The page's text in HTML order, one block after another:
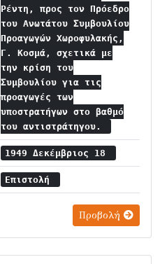
Ρέντη, προς τον Πρόεδρο
του Ανωτάτου Συμβουλίου
Προαγωγών Χωροφυλακής,
Γ. Κοσμά, σχετικά με
την κρίση του
Συμβουλίου για τις
προαγωγές των
υποστρατήγων στο βαθμό
του αντιστράτηγου.
1949 Δεκέμβριος 18
Επιστολή
Προβολή